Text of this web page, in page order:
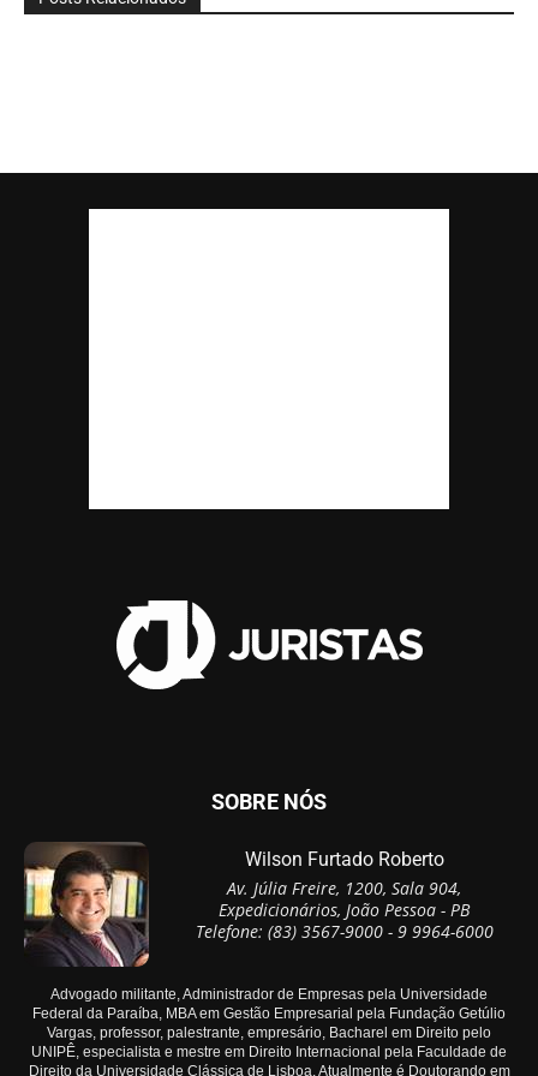
SOBRE NÓS
Wilson Furtado Roberto
Av. Júlia Freire, 1200, Sala 904,
Expedicionários, João Pessoa - PB
Telefone: (83) 3567-9000 - 9 9964-6000
Advogado militante, Administrador de Empresas pela Universidade
Federal da Paraíba, MBA em Gestão Empresarial pela Fundação Getúlio
Vargas, professor, palestrante, empresário, Bacharel em Direito pelo
UNIPÊ, especialista e mestre em Direito Internacional pela Faculdade de
Direito da Universidade Clássica de Lisboa. Atualmente é Doutorando em